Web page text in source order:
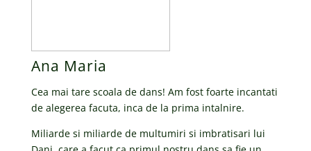
Ana Maria
Cea mai tare scoala de dans! Am fost foarte incantati
de alegerea facuta, inca de la prima intalnire.
Miliarde si miliarde de multumiri si imbratisari lui